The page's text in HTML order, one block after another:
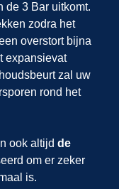
de 3 Bar uitkomt.
zodra het
overstort bijna
expansievat
zal uw
rond het
ook altijd de
om er zeker
is.